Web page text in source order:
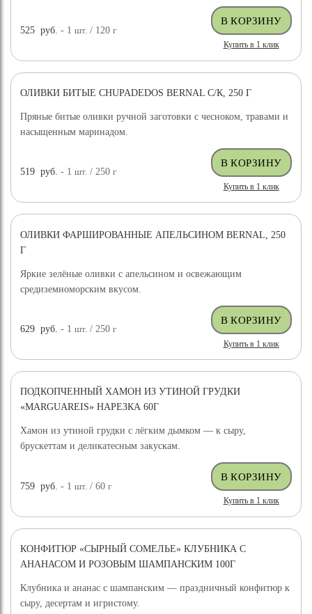
525 руб. - 1шт. / 120г
Купить в 1 клик
ОЛИВКИ БИТЫЕ CHUPADEDOS BERNAL С/К, 250 Г
Пряные битые оливки ручной заготовки с чесноком, травами и
насыщенным маринадом.
519 руб. - 1шт. / 250г
Купить в 1 клик
ОЛИВКИ ФАРШИРОВАННЫЕ АПЕЛЬСИНОМ BERNAL, 250
Г
Яркие зелёные оливки с апельсином и освежающим
средиземноморским вкусом.
629 руб. - 1шт. / 250г
Купить в 1 клик
ПОДКОПЧЕННЫЙ ХАМОН ИЗ УТИНОЙ ГРУДКИ
«MARGUAREIS» НАРЕЗКА 60Г
Хамон из утиной грудки с лёгким дымком — к сыру,
брускеттам и деликатесным закускам.
759 руб. - 1шт. / 60г
Купить в 1 клик
КОНФИТЮР «СЫРНЫЙ СОМЕЛЬЕ» КЛУБНИКА С
АНАНАСОМ И РОЗОВЫМ ШАМПАНСКИМ 100Г
Клубника и ананас с шампанским — праздничный конфитюр к
сыру, десертам и игристому.